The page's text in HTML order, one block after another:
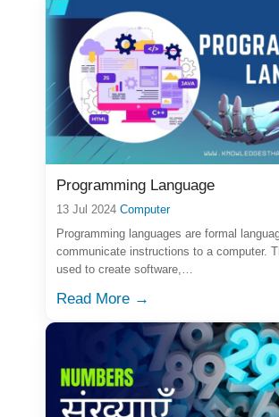
Programming Language
13 Jul 2024 Computer
Programming languages are formal
communicate instructions to a computer.
used to create software,…
Read More →